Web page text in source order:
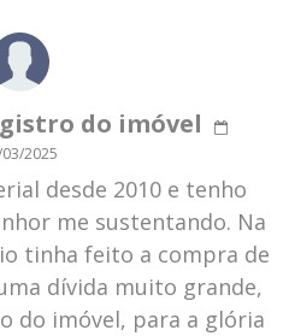
do imóvel
2025
desde 2010 e tenho
me sustentando. Na
tinha feito a compra de
dívida muito grande,
do imóvel, para a glória